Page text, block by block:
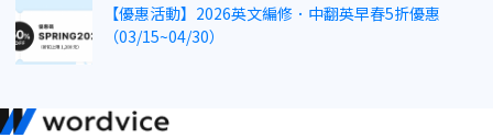
【優惠活動】2026英文編修．中翻英早春5折優惠
（03/15~04/30）